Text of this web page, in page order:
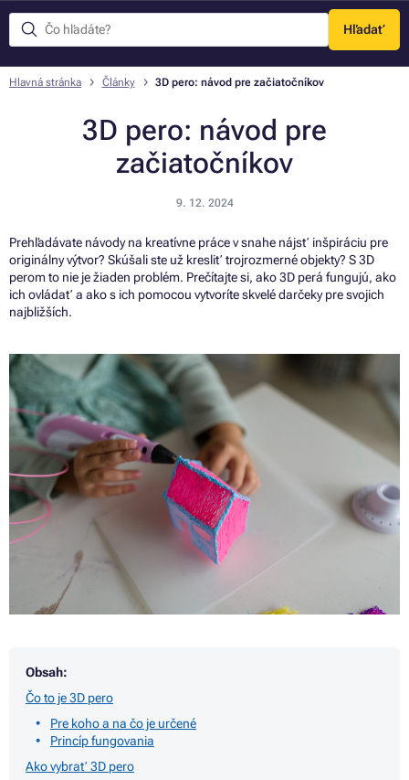
Hľadať
Menu
Hlavná stránka Články 3D pero: návod pre začiatočníkov
3D pero: návod pre
začiatočníkov
9. 12. 2024
Prehľadávate návody na kreatívne práce v snahe nájsť inšpiráciu pre
originálny výtvor? Skúšali ste už kresliť trojrozmerné objekty? S 3D
perom to nie je žiaden problém. Prečítajte si, ako 3D perá fungujú, ako
ich ovládať a ako s ich pomocou vytvoríte skvelé darčeky pre svojich
najbližších.
Obsah:
Čo to je 3D pero
Pre koho a na čo je určené
Princíp fungovania
Ako vybrať 3D pero